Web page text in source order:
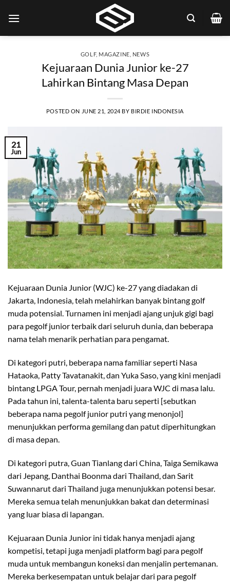
GOLF, MAGAZINE NEWS
Kejuaraan Dunia Junior ke-27
Lahirkan Bintang Masa Depan
POSTED ON JUNE 21, 2024 BY BIRDIE INDONESIA
21
Jun
Kejuaraan Dunia Junior (WJC) ke-27 yang diadakan di
Jakarta, Indonesia, telah melahirkan banyak bintang golf
muda potensial. Turnamen ini menjadi ajang unjuk gigi bagi
para pegolf junior terbaik dari seluruh dunia, dan beberapa
nama telah menarik perhatian para pengamat.
Di kategori putri, beberapa nama familiar seperti Nasa
Hataoka, Patty Tavatanakit, dan Yuka Saso, yang kini menjadi
bintang LPGA Tour, pernah menjadi juara WJC di masa lalu.
Pada tahun ini, talenta-talenta baru seperti [sebutkan
beberapa nama pegolf junior putri yang menonjol]
menunjukkan performa gemilang dan patut diperhitungkan
di masa depan.
Di kategori putra, Guan Tianlang dari China, Taiga Semikawa
dari Jepang, Danthai Boonma dari Thailand, dan Sarit
Suwannarut dari Thailand juga menunjukkan potensi besar.
Mereka semua telah menunjukkan bakat dan determinasi
yang luar biasa di lapangan.
Kejuaraan Dunia Junior ini tidak hanya menjadi ajang
kompetisi, tetapi juga menjadi platform bagi para pegolf
muda untuk membangun koneksi dan menjalin pertemanan.
Mereka berkesempatan untuk belajar dari para pegolf